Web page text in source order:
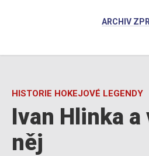
ARCHIV
HISTORIE HOKEJOVÉ LEGENDY
Ivan Hlinka
něj